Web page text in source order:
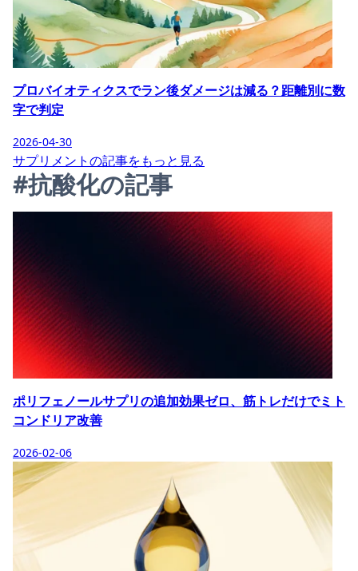
プロバイオティクスでラン後ダメージは減る？距離別に数
字で判定
2026-04-30
サプリメントの記事をもっと見る
#抗酸化の記事
ポリフェノールサプリの追加効果ゼロ、筋トレだけでミト
コンドリア改善
2026-02-06